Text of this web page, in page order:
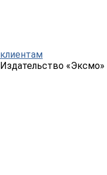
клиентам
Издательство «Эксмо»